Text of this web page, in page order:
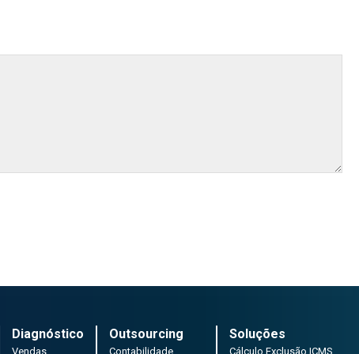
Diagnóstico
Vendas
Outsourcing
Contabilidade
Soluções
Cálculo Exclusão ICMS